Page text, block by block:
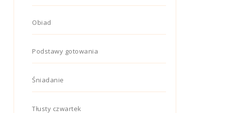
Obiad
Podstawy gotowania
Śniadanie
Tłusty czwartek